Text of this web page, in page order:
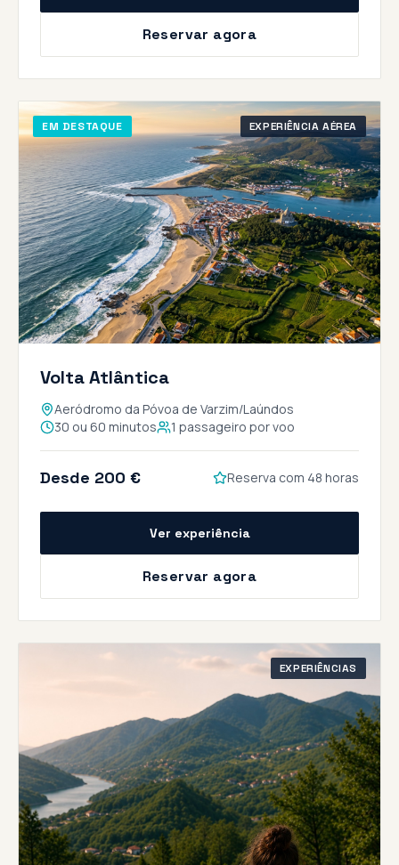
Reservar agora
EM DESTAQUE EXPERIÊNCIA AÉREA
Volta Atlântica
Aeródromo da Póvoa de Varzim/Laúndos
30 ou 60 minutos
1 passageiro por voo
Desde 200 € Reserva com 48 horas
Ver experiência
Reservar agora
EXPERIÊNCIAS